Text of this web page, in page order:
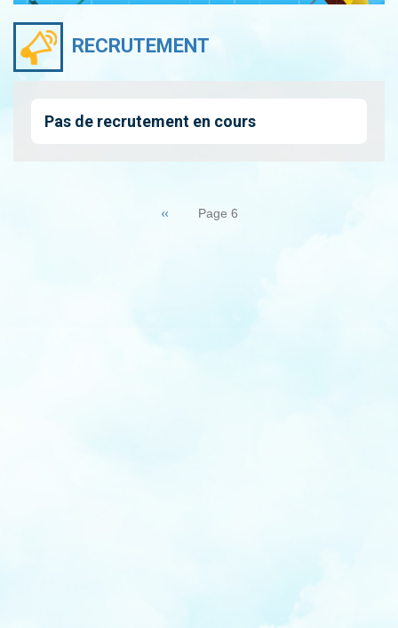
RECRUTEMENT
Pas de recrutement en cours
Page
précédente
‹‹ Page 6